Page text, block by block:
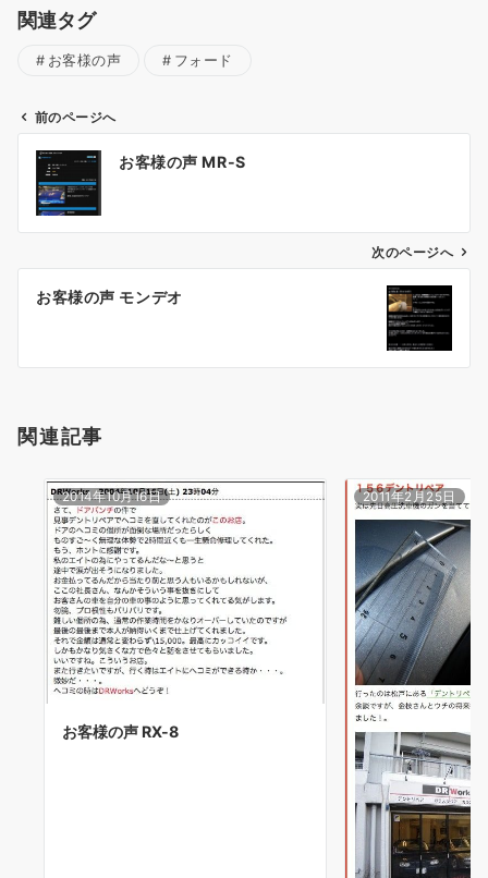
関連タグ
お客様の声 フォード
ン
前のページへ
お客様の声 MR-S
次のページへ
お客様の声 モンデオ
関連記事
2014年10月16日
お客様の声 RX-8
2011年2月25日